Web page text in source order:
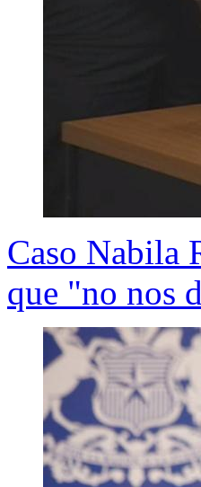
Caso Nabila
que "no nos